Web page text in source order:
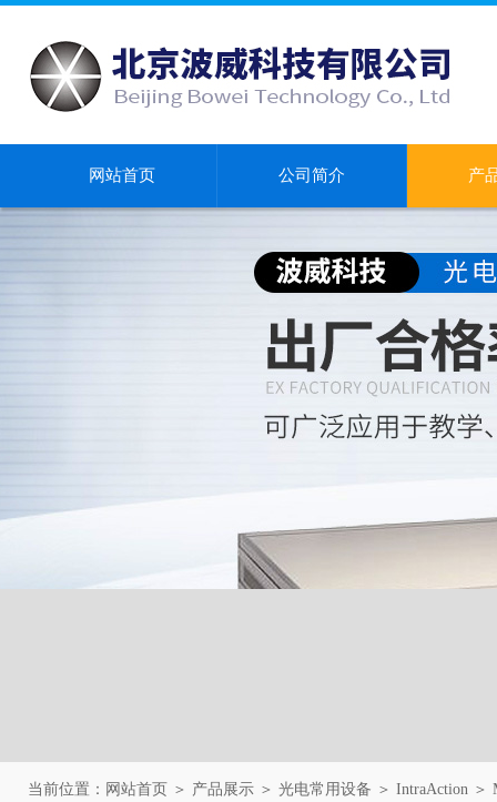
网站首页 公司简介 产
当前位置： 网站首页 ＞ 产品展示 ＞ 光电常用设备 ＞ IntraAction ＞